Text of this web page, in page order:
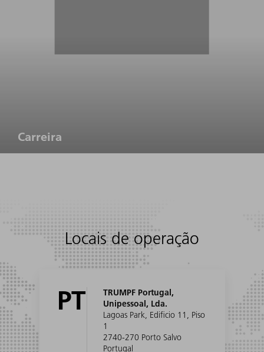
Carreira
Locais de operação
PT
TRUMPF Portugal,
Unipessoal, Lda.
Lagoas Park, Edificio 11, Piso
1
2740-270 Porto Salvo
Portugal